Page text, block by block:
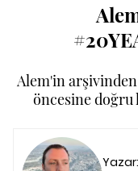
Alem'in
öncesine doğru
Yazar: